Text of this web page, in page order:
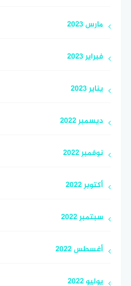
مارس 2023
فبراير 2023
يناير 2023
ديسمبر 2022
نوفمبر 2022
أكتوبر 2022
سبتمبر 2022
أغسطس 2022
يوليو 2022